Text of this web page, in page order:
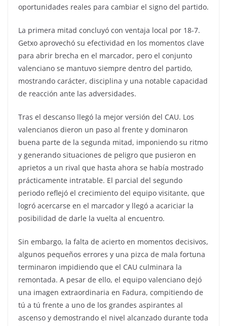
oportunidades reales para cambiar el signo del partido.
La primera mitad concluyó con ventaja local por 18-7.
Getxo aprovechó su efectividad en los momentos clave
para abrir brecha en el marcador, pero el conjunto
valenciano se mantuvo siempre dentro del partido,
mostrando carácter, disciplina y una notable capacidad
de reacción ante las adversidades.
Tras el descanso llegó la mejor versión del CAU. Los
valencianos dieron un paso al frente y dominaron
buena parte de la segunda mitad, imponiendo su ritmo
y generando situaciones de peligro que pusieron en
aprietos a un rival que hasta ahora se había mostrado
prácticamente intratable. El parcial del segundo
periodo reflejó el crecimiento del equipo visitante, que
logró acercarse en el marcador y llegó a acariciar la
posibilidad de darle la vuelta al encuentro.
Sin embargo, la falta de acierto en momentos decisivos,
algunos pequeños errores y una pizca de mala fortuna
terminaron impidiendo que el CAU culminara la
remontada. A pesar de ello, el equipo valenciano dejó
una imagen extraordinaria en Fadura, compitiendo de
tú a tú frente a uno de los grandes aspirantes al
ascenso y demostrando el nivel alcanzado durante toda